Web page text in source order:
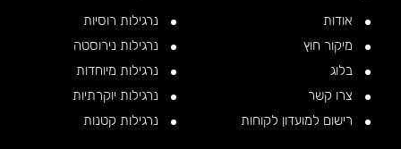
אודות
מיקור חוץ
בלוג
צרו קשר
רישום למועדון לקוחות
נרגילות רוסיות
נרגילות נירוסטה
נרגילות מיוחדות
נרגילות יוקרתיות
נרגילות קטנות